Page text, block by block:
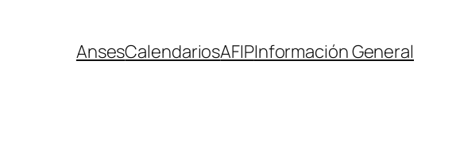
AnsesCalendariosAFIPInformación General